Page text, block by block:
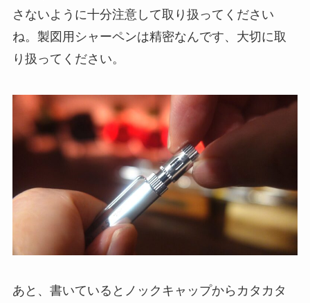
さないように十分注意して取り扱ってください
ね。製図用シャーペンは精密なんです、大切に取
り扱ってください。
あと、書いていると ノックキャップからカタカタ